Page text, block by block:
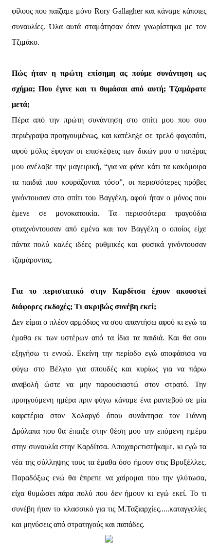
φίλους που παίζαμε μόνο Rory Gallagher και κάναμε κάποιες
συναυλίες. Όλα αυτά σταμάτησαν όταν γνωρίστηκα με τον
Τζιμάκο.
Πώς ήταν η πρώτη επίσημη ας πούμε συνάντηση ως
σχήμα; Που έγινε και τι θυμάσαι από αυτή; Τζαμάρατε
μετά;
Πέρα από την πρώτη συνάντηση στο σπίτι μου που σου
περιέγραψα προηγουμένως, και κατέληξε σε τρελό φαγοπότι,
αφού μόλις έφυγαν οι επισκέψεις των δικών μου ο πατέρας
μου ανέλαβε την μαγειρική, “για να φάνε κάτι τα κακόμοιρα
τα παιδιά που κουράζονται τόσο”, οι περισσότερες πρόβες
γινόντουσαν στο σπίτι του Βαγγέλη, αφού ήταν ο μόνος που
έμενε σε μονοκατοικία. Τα περισσότερα τραγούδια
φτιαχνόντουσαν από εμένα και τον Βαγγέλη ο οποίος είχε
πάντα πολύ καλές ιδέες ρυθμικές και φυσικά γινόντουσαν
τζαμάροντας.
Για το περιστατικό στην Καρδίτσα έχουν ακουστεί
διάφορες εκδοχές; Τι ακριβώς συνέβη εκεί;
Δεν είμαι ο πλέον αρμόδιος να σου απαντήσω αφού κι εγώ τα
έμαθα εκ των υστέρων από τα ίδια τα παιδιά. Και θα σου
εξηγήσω τι εννοώ. Εκείνη την περίοδο εγώ αποφάσισα να
φύγω στο Βέλγιο για σπουδές και κυρίως για να πάρω
αναβολή ώστε να μην παρουσιαστώ στον στρατό. Την
προηγούμενη ημέρα πριν φύγω κάναμε ένα ραντεβού σε μία
καφετέρια στον Χολαργό όπου συνάντησα τον Γιάννη
Δρόλαπα που θα έπαιζε στην θέση μου την επόμενη ημέρα
στην συναυλία στην Καρδίτσα. Αποχαιρετιστήκαμε, κι εγώ τα
νέα της σύλληψης τους τα έμαθα όσο ήμουν στις Βρυξέλλες.
Παραδόξως ενώ θα έπρεπε να χαίρομαι που την γλύτωσα,
είχα θυμώσει πάρα πολύ που δεν ήμουν κι εγώ εκεί. Το τι
συνέβη ήταν το κλασσικό για τις Μ.Ταξιαρχίες.....καταγγελίες
και μηνύσεις από στρατηγούς και παπάδες.